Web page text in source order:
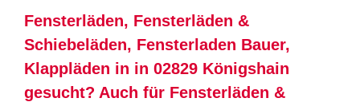
Fensterläden, Fensterläden &
Schiebeläden, Fensterladen Bauer,
Klappläden in in 02829 Königshain
gesucht? Auch für Fensterläden &